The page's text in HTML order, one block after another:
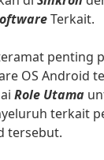
Terkait.
penting
OS Android
Role Utama
terkait
tersebut.